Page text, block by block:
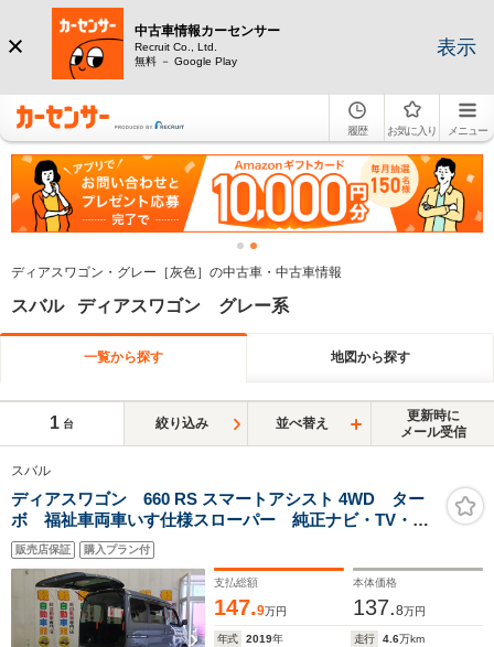
中古車情報カーセンサー
Recruit Co., Ltd.
無料 － Google Play
表示
履歴 お気に入り メニュー
ディアスワゴン・グレー［灰色］の中古車・中古車情報
スバル ディアスワゴン グレー系
一覧から探す 地図から探す
1 台 絞り込み 並べ替え
更新時に
メール受信
スバル
ディアスワゴン 660 RS スマートアシスト 4WD ター
ボ 福祉車両車いす仕様スローパー 純正ナビ・TV・バ
ックモニター 衝突軽減ブレーキ Bluetooth ドライブ
レコーダー ETC
販売店保証 購入プラン付
支払総額
147.9万円
本体価格
137.8万円
年式 2019年 走行 4.6万km